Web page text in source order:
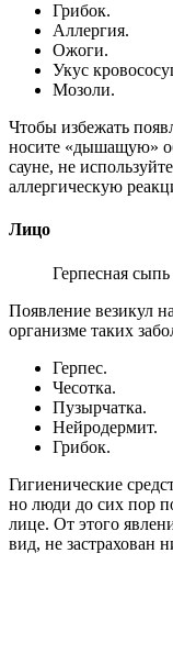
Грибок.
Аллергия.
Ожоги.
Укус
Мозоли.
Чтобы избежать
носите «дышащую»
сауне, не
аллергическую
Лицо
Герпесная сыпь
Появление везикул
организме таких
Герпес.
Чесотка.
Пузырчатка.
Нейродермит.
Грибок.
Гигиенические
но люди до сих пор
лице. От этого
вид, не застрахован